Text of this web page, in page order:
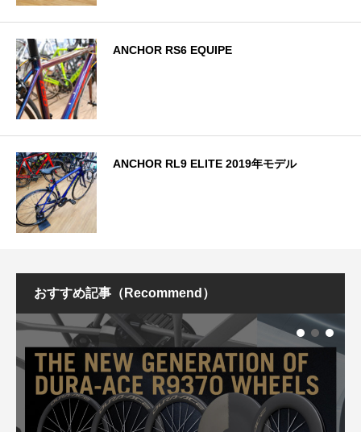
ANCHOR RS6 EQUIPE
ANCHOR RL9 ELITE 2019年モデル
おすすめ記事（Recommend）